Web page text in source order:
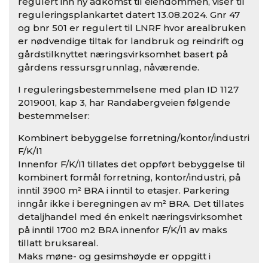
reguleringsplankartet datert 13.08.2024. Gnr 47
og bnr 501 er regulert til LNRF hvor arealbruken
er nødvendige tiltak for landbruk og reindrift og
gårdstilknyttet næringsvirksomhet basert på
gårdens ressursgrunnlag, nåværende.
I reguleringsbestemmelsene med plan ID 1127
2019001, kap 3, har Randabergveien følgende
bestemmelser:
Kombinert bebyggelse forretning/kontor/industri
F/K/I1
Innenfor F/K/I1 tillates det oppført bebyggelse til
kombinert formål forretning, kontor/industri, på
inntil 3900 m² BRA i inntil to etasjer. Parkering
inngår ikke i beregningen av m² BRA. Det tillates
detaljhandel med én enkelt næringsvirksomhet
på inntil 1700 m2 BRA innenfor F/K/I1 av maks
tillatt bruksareal.
Maks møne- og gesimshøyde er oppgitt i